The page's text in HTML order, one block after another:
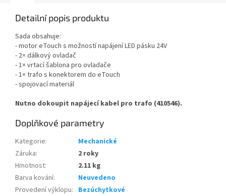
Detailní popis produktu
Sada obsahuje:
- motor eTouch s možností napájení LED pásku 24V
- 2× dálkový ovladač
- 1× vrtací šablona pro ovladače
- 1× trafo s konektorem do eTouch
- spojovací materiál
Nutno dokoupit napájecí kabel pro trafo (410546).
Doplňkové parametry
Kategorie:
Mechanické
Záruka:
2 roky
Hmotnost:
2.11 kg
Barva kování:
Neuvedeno
Provedení výklopu: Bezúchytkové